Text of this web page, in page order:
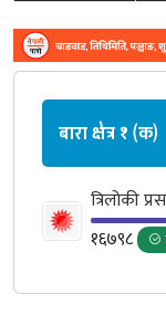
बारा क्षेत्र १ (क)
त्रिलोकी
१६७९८